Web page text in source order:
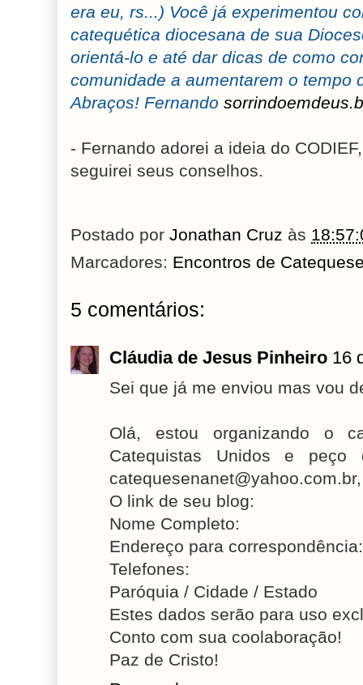
era eu, rs...) Você já experimentou
catequética diocesana de sua
orientá-lo e até dar dicas de como
comunidade a aumentarem o tempo
Abraços! Fernando
- Fernando adorei a ideia do
seguirei seus conselhos.
Postado por Jonathan Cruz às
Marcadores: Encontros de
5 comentários:
Cláudia de Jesus Pinheiro 16
Sei que já me enviou mas vou
Olá, estou organizando o
Catequistas Unidos e
O link de seu blog:
Nome Completo:
Endereço para correspondência:
Telefones:
Paróquia / Cidade / Estado
Estes dados serão para uso
Conto com sua coolaboração!
Paz de Cristo!